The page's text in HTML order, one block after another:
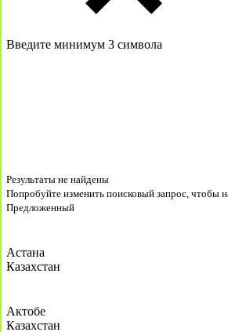
Введите минимум 3 символа
Результаты не найдены
Попробуйте изменить поисковый запрос, чтобы
Предложенный
Астана
Казахстан
Актобе
Казахстан